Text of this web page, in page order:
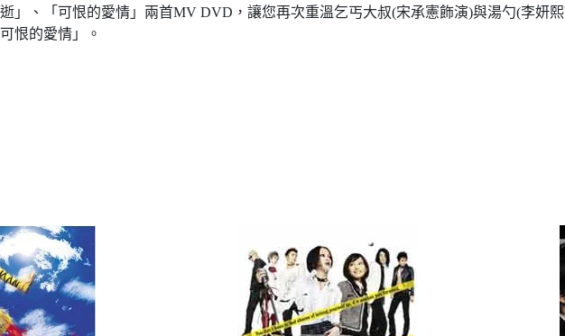
」、「可恨的愛情」兩首MV DVD，讓您再次重溫乞丐大叔(宋承憲飾演)與湯勺(李妍
恨的愛情」。